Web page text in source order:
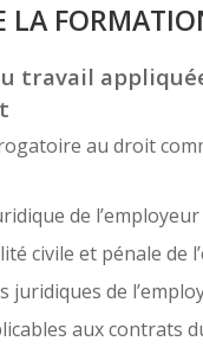
LA
travail
au droit
de l’employeur
civile et pénale de
juridiques de
aux contrats